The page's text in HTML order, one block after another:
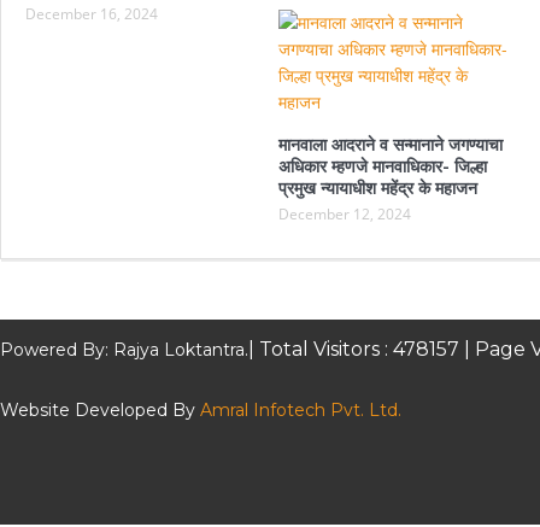
December 16, 2024
मानवाला आदराने व सन्मानाने जगण्याचा
अधिकार म्हणजे मानवाधिकार- जिल्हा
प्रमुख न्यायाधीश महेंद्र के महाजन
December 12, 2024
Powered By: Rajya Loktantra. | Total Visitors : 478157 | Page
Website Developed By Amral Infotech Pvt. Ltd.